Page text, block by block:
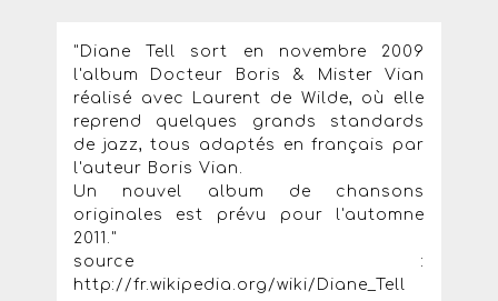
"Diane Tell sort en novembre 2009
l'album Docteur Boris & Mister Vian
réalisé avec Laurent de Wilde, où elle
reprend quelques grands standards
de jazz, tous adaptés en français par
l'auteur Boris Vian.
Un nouvel album de chansons
originales est prévu pour l'automne
2011."
source :
http://fr.wikipedia.org/wiki/Diane_Tell